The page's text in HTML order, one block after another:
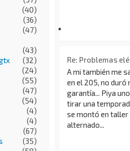
Re: Problemas
A mi también me
en el 205, no duró
garantía... Piya
tirar una
se montó en taller
alternado...
(40)
(36)
(47)
(43)
(32)
(24)
(55)
(47)
(54)
(4)
(4)
(67)
(35)